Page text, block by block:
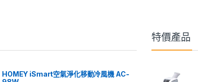
HOMEY iSmart空氣淨化移動冷風機 AC-
特價產品